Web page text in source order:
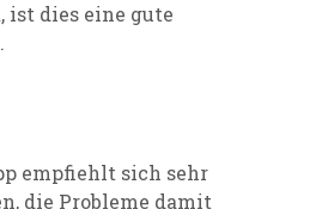
ist dies eine gute
empfiehlt sich sehr
die Probleme damit